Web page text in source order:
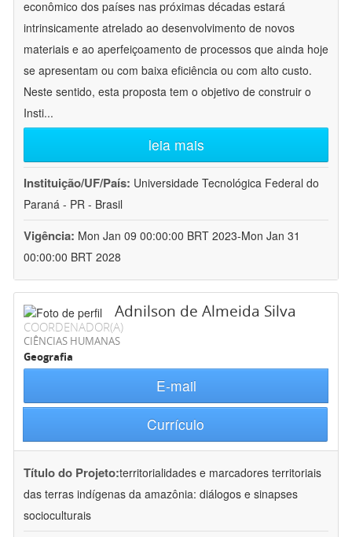
econômico dos países nas próximas décadas estará
intrinsicamente atrelado ao desenvolvimento de novos
materiais e ao aperfeiçoamento de processos que ainda hoje
se apresentam ou com baixa eficiência ou com alto custo.
Neste sentido, esta proposta tem o objetivo de construir o
Insti...
leia mais
Instituição/UF/País: Universidade Tecnológica Federal do
Paraná - PR - Brasil
Vigência: Mon Jan 09 00:00:00 BRT 2023-Mon Jan 31
00:00:00 BRT 2028
Adnilson de Almeida Silva
COORDENADOR(A)
CIÊNCIAS HUMANAS
Geografia
E-mail
Currículo
Título do Projeto:territorialidades e marcadores territoriais
das terras indígenas da amazônia: diálogos e sinapses
socioculturais